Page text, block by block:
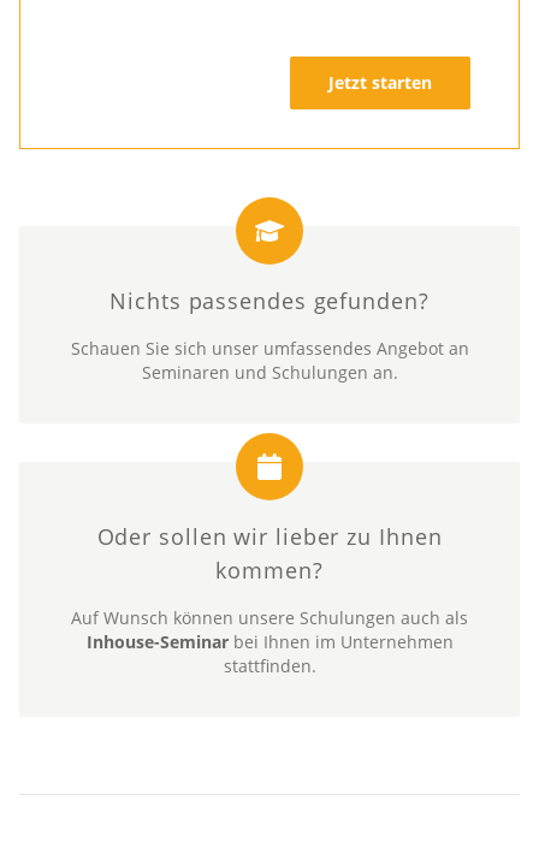
Jetzt starten
Nichts passendes gefunden?
Schauen Sie sich unser umfassendes Angebot an
Seminaren und Schulungen an.
Oder sollen wir lieber zu Ihnen
kommen?
Auf Wunsch können unsere Schulungen auch als
Inhouse-Seminarbei Ihnen im Unternehmen
stattfinden.